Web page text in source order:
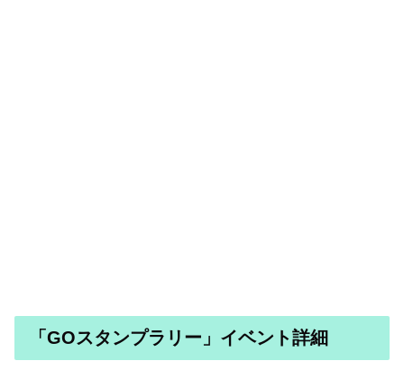
「GOスタンプラリー」 イベント詳細